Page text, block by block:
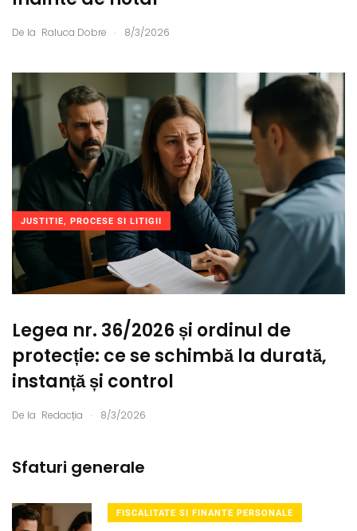
De la Raluca Dobre . 8/3/2026
JUSTITIE, PROCESE SI LITIGII
Legea nr. 36/2026 și ordinul de
protecție: ce se schimbă la durată,
instanță și control
De la Redacția . 8/3/2026
Sfaturi generale
FISCALITATE SI FINANTE PERSONALE